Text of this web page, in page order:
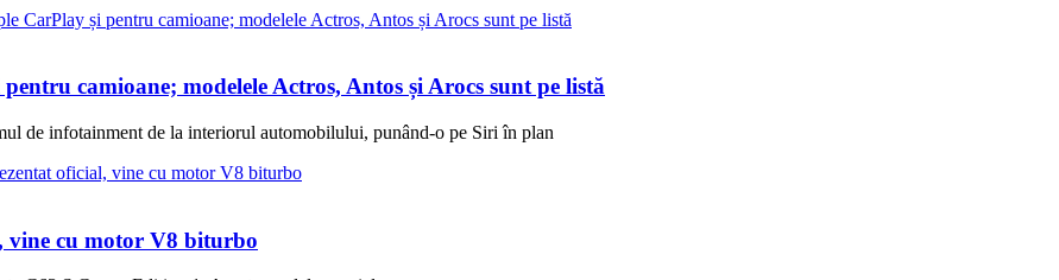
camioane; modelele Actros, Antos și Arocs sunt pe listă
de infotainment de la interiorul automobilului, punând-o pe Siri în plan
vine cu motor V8 biturbo